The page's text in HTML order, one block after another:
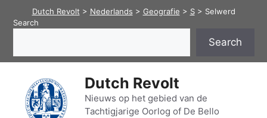
Dutch Revolt > Nederlands > Geografie > S> Selwerd
Search
Search
Dutch Revolt
Nieuws op het gebied van de
Tachtigjarige Oorlog of De Bello